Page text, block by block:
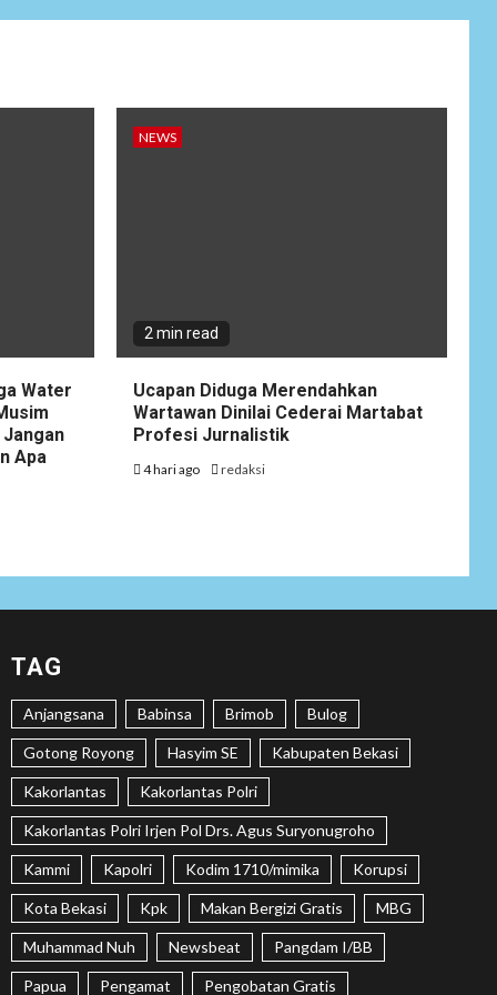
Wujudkan
Laksanakan
Humanis yang
Dirindukan di
Bulukumba
Pemprov Banten
2
Kotis Satgas
Yonarmed
13/Nanggala
Distribusikan 4.000
Liter Air Bersih
Gratis di Desa
Pesayah
3
NEWS
Siaga Karhutla,
APAR hingga Water
Cannon Disiapkan
Water
Apa
NEWS
2 min read
Ucapan Diduga Merendahkan
Wartawan Dinilai Cederai Martabat
Profesi Jurnalistik
4 hari ago redaksi
TAG
Anjangsana Babinsa Brimob Bulog
Gotong Royong Hasyim SE Kabupaten Bekasi
Kakorlantas Kakorlantas Polri
Kakorlantas Polri Irjen Pol Drs. Agus Suryonugroho
Kammi Kapolri Kodim 1710/mimika Korupsi
Kota Bekasi Kpk Makan Bergizi Gratis MBG
Muhammad Nuh Newsbeat Pangdam I/BB
Papua Pengamat Pengobatan Gratis